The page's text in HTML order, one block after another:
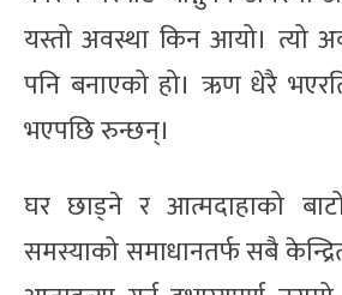
यस्तो अवस्था किन आयो।
पनि बनाएको हो। ऋण धेरै
भएपछि रुन्छन्।
घर छाड्ने र आत्मदाहाको
समस्याको समाधानतर्फ सबै